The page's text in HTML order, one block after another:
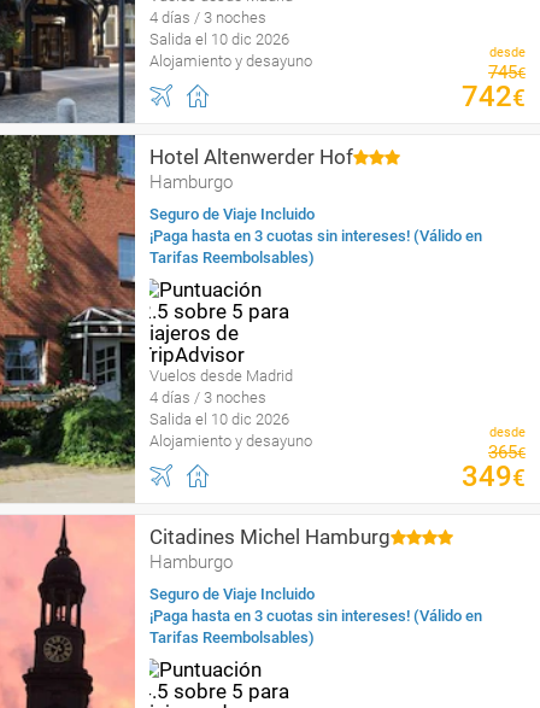
4 días / 3 noches
Salida el 10 dic 2026
Alojamiento y desayuno
desde
745€
742€
Hotel Altenwerder Hof
Hamburgo
Seguro de Viaje Incluido
¡Paga hasta en 3 cuotas sin intereses! (Válido en
Tarifas Reembolsables)
Vuelos desde Madrid
4 días / 3 noches
Salida el 10 dic 2026
Alojamiento y desayuno
desde
365€
349€
Citadines Michel Hamburg
Hamburgo
Seguro de Viaje Incluido
¡Paga hasta en 3 cuotas sin intereses! (Válido en
Tarifas Reembolsables)